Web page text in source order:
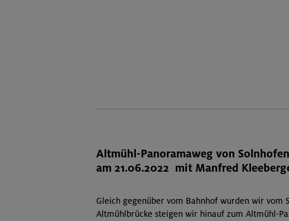
Altmühl-Panoramaweg von
am 21.06.2022 mit Manfred
Gleich gegenüber vom Bahnhof wurden wir vom
Altmühlbrücke steigen wir hinauf zum Altmühl-